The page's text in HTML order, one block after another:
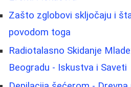
Zašto zglobovi skljočaju i
povodom toga
Radiotalasno Skidanje
Beogradu - Iskustva i Saveti